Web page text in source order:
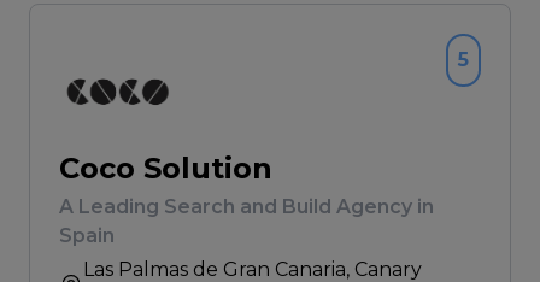
Coco Solution
A Leading Search and Build Agency in
Spain
Las Palmas de Gran Canaria, Canary
5